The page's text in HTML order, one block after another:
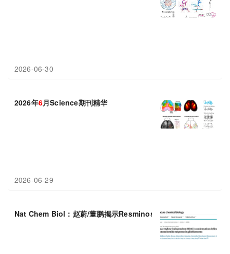
2026-06-30
2026年6月Science期刊精华
2026-06-29
Nat Chem Biol：赵蔚/董鹏揭示Resminostat靶向HDAC